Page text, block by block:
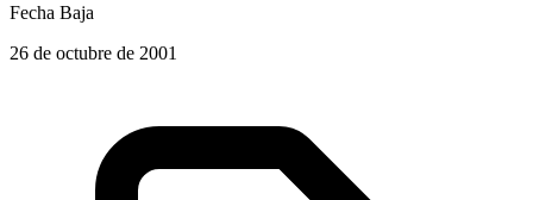
Fecha Baja
26 de octubre de 2001